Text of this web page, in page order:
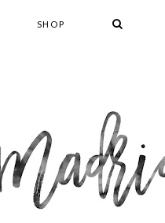
SHOP